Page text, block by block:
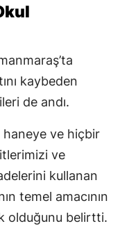
kaybeden
de andı.
haneye ve hiçbir
ve
kullanan
temel amacının
olduğunu belirtti.